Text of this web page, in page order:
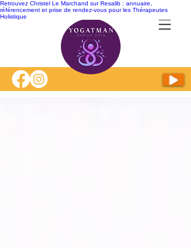
Retrouvez Christel Le Marchand sur Resalib : annuaire,
référencement et prise de rendez-vous pour les Thérapeutes
Holistique